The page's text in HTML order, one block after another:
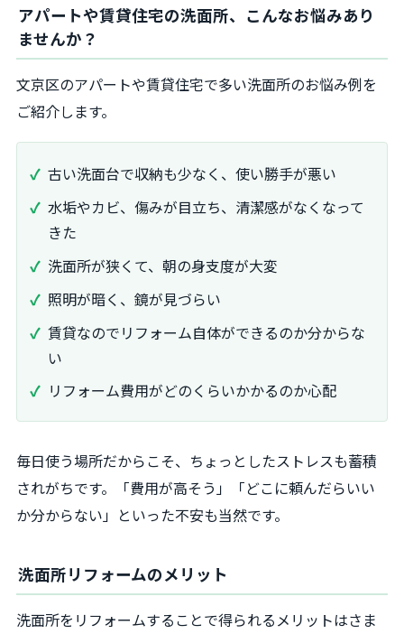
アパートや賃貸住宅の洗面所、こんなお悩みあり
ませんか？
文京区のアパートや賃貸住宅で多い洗面所のお悩み例を
ご紹介します。
古い洗面台で収納も少なく、使い勝手が悪い
水垢やカビ、傷みが目立ち、清潔感がなくなって
きた
洗面所が狭くて、朝の身支度が大変
照明が暗く、鏡が見づらい
賃貸なのでリフォーム自体ができるのか分からな
い
リフォーム費用がどのくらいかかるのか心配
毎日使う場所だからこそ、ちょっとしたストレスも蓄積
されがちです。「費用が高そう」「どこに頼んだらいい
か分からない」といった不安も当然です。
洗面所リフォームのメリット
洗面所をリフォームすることで得られるメリットはさま